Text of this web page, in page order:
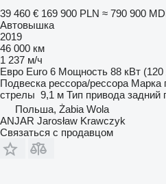
39 460 € 169 900 PLN ≈ 790 900
Автовышка
2019
46 000 км
1 237 м/ч
Евро Euro 6 Мощность 88 кВт (120
Подвеска рессора/рессора Марка
стрелы 9,1 м Тип привода задний
Польша, Żabia Wola
ANJAR Jarosław Krawczyk
Связаться с продавцом